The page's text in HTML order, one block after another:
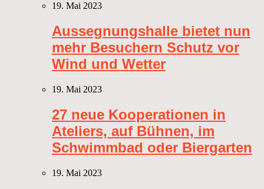
19. Mai 2023
Aussegnungshalle bietet nun
mehr Besuchern Schutz vor
Wind und Wetter
19. Mai 2023
27 neue Kooperationen in
Ateliers, auf Bühnen, im
Schwimmbad oder Biergarten
19. Mai 2023